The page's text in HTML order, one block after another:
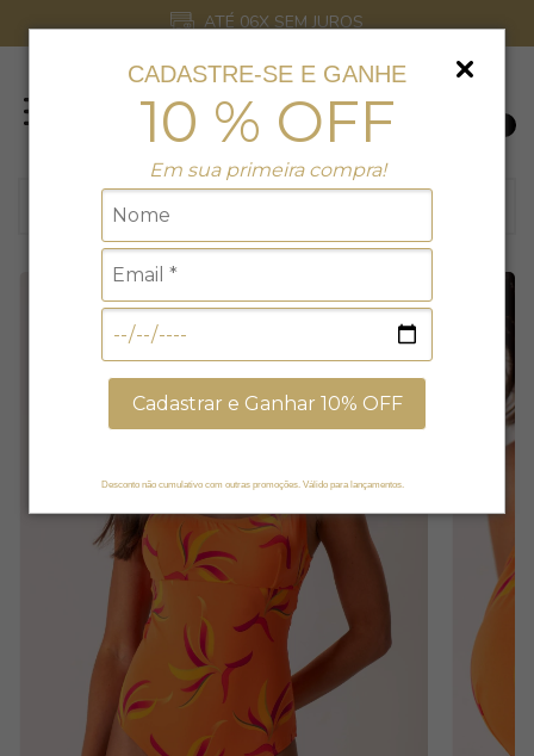
CADASTRE-SE E GANHE
10 % OFF
Em sua primeira compra!
Cadastrar e Ganhar 10% OFF
Desconto não cumulativo com outras promoções. Válido para lançamentos.
ATÉ 06X SEM JUROS
15% EXCLUSIVO NO SITE